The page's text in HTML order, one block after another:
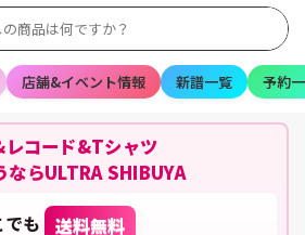
店舗&イベント情報 新譜一覧 予約
レコード&Tシャツ
ならULTRA SHIBUYA
でも 送料無料